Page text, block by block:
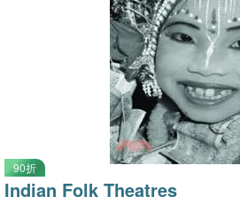
90折
Indian Folk Theatres